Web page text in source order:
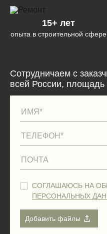
15+ лет
опыта в строительной сфере
Сотрудничаем с
всей России, площадь
СОГЛАШАЮСЬ НА
ПЕРСОНАЛЬНЫХ